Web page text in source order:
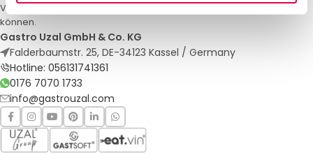
Veranstaltungen. Qualität und Service, auf die Sie sich verlassen
können.
Gastro Uzal GmbH & Co. KG
Falderbaumstr. 25, DE-34123 Kassel / Germany
Hotline: 056131741361
0176 7070 1733
info@gastrouzal.com